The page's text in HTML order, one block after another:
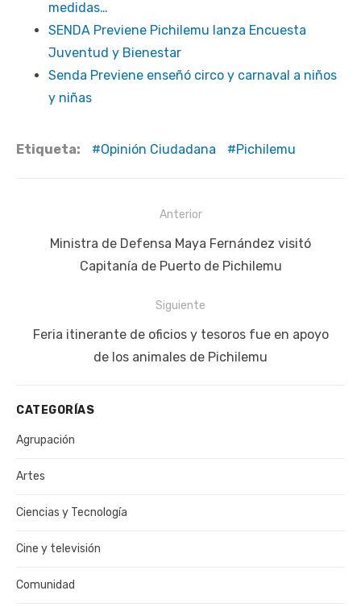
medidas…
SENDA Previene Pichilemu lanza Encuesta
Juventud y Bienestar
Senda Previene enseñó circo y carnaval a niños
y niñas
Etiqueta: Opinión Ciudadana Pichilemu
entradas
Anterior
Publicación
Ministra de Defensa Maya Fernández visitó
Capitanía de Puerto de Pichilemu
Siguiente
Siguiente
publicación:
Feria itinerante de oficios y tesoros fue en apoyo
de los animales de Pichilemu
CATEGORÍAS
Agrupación
Artes
Ciencias y Tecnología
Cine y televisión
Comunidad